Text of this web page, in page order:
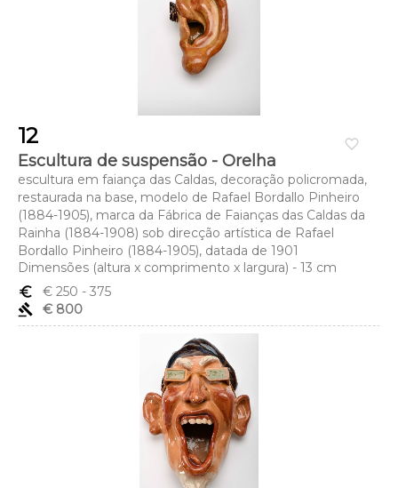
favorite_border
12
Escultura de suspensão - Orelha
escultura em faiança das Caldas, decoração policromada,
restaurada na base, modelo de Rafael Bordallo Pinheiro
(1884-1905), marca da Fábrica de Faianças das Caldas da
Rainha (1884-1908) sob direcção artística de Rafael
Bordallo Pinheiro (1884-1905), datada de 1901
Dimensões (altura x comprimento x largura) - 13 cm
euro_symbol
€ 250 - 375
gavel
€ 800